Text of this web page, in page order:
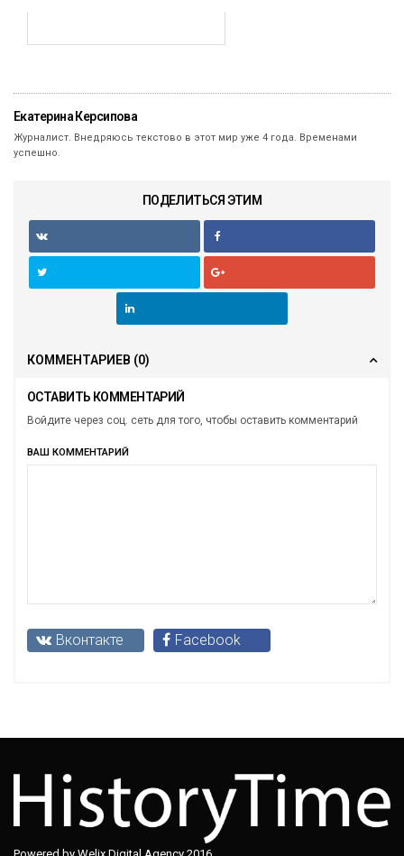
Екатерина Керсипова
Журналист. Внедряюсь текстово в этот мир уже 4 года. Временами
успешно.
ПОДЕЛИТЬСЯ ЭТИМ
КОММЕНТАРИЕВ (0)
ОСТАВИТЬ КОММЕНТАРИЙ
Войдите через соц. сеть для того, чтобы оставить комментарий
ВАШ КОММЕНТАРИЙ
Вконтакте Facebook